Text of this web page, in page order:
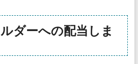
ダーへの配当しま